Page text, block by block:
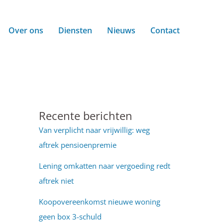
Over ons Diensten Nieuws Contact
Recente berichten
Van verplicht naar vrijwillig: weg
aftrek pensioenpremie
Lening omkatten naar vergoeding redt
aftrek niet
Koopovereenkomst nieuwe woning
geen box 3-schuld